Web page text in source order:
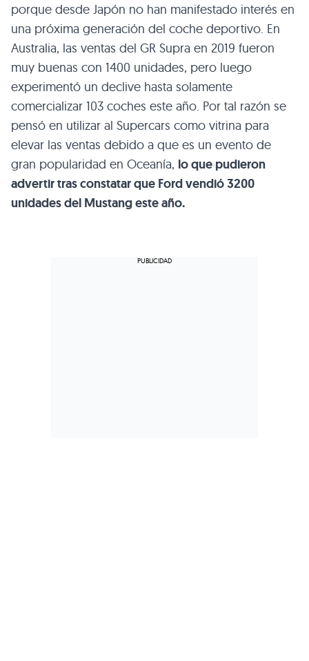
porque desde Japón no han manifestado interés en
una próxima generación del coche deportivo. En
Australia, las ventas del GR Supra en 2019 fueron
muy buenas con 1400 unidades, pero luego
experimentó un declive hasta solamente
comercializar 103 coches este año. Por tal razón se
pensó en utilizar al Supercars como vitrina para
elevar las ventas debido a que es un evento de
gran popularidad en Oceanía, lo que pudieron
advertir tras constatar que Ford vendió 3200
unidades del Mustang este año.